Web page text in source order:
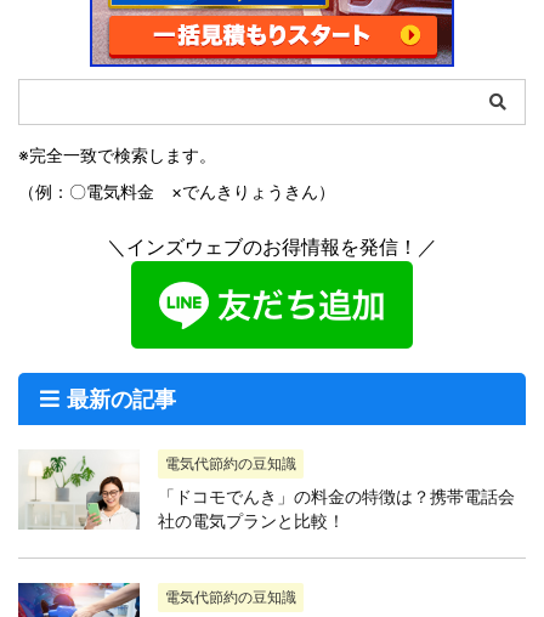
※完全一致で検索します。
（例：〇電気料金 ×でんきりょうきん）
＼インズウェブのお得情報を発信！／
最新の記事
電気代節約の豆知識
「ドコモでんき」の料金の特徴は？携帯電話会
社の電気プランと比較！
電気代節約の豆知識